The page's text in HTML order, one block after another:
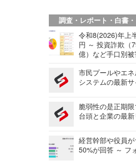
調査・レポート・白書
令和8(2026)年上
円 ～ 投資詐欺（
億）など手口別
市民プールやエ
システムの最新
脆弱性の是正期
台頭と企業の最新
経営幹部や役員
50%が回答 ～ フ